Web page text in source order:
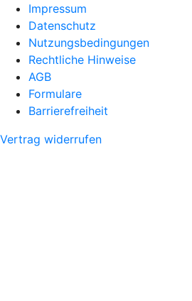
Impressum
Datenschutz
Nutzungsbedingungen
Rechtliche Hinweise
AGB
Formulare
Barrierefreiheit
Vertrag widerrufen